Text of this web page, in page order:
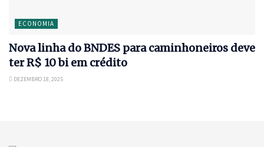
ECONOMIA
Nova linha do BNDES para caminhoneiros deve
ter R$ 10 bi em crédito
DEZEMBRO 18, 2025